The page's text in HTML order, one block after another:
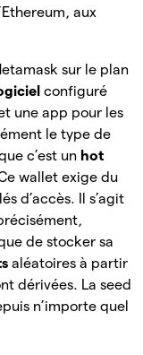
aux
sur le plan
configuré
une app pour les
le type de
c’est un hot
wallet exige du
d’accès. Il s’agit
de stocker sa
aléatoires à partir
dérivées. La seed
n’importe quel